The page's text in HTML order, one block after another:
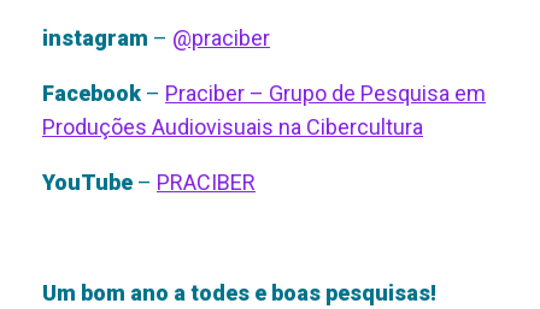
instagram – @praciber
Facebook – Praciber – Grupo de Pesquisa em
Produções Audiovisuais na Cibercultura
YouTube – PRACIBER
Um bom ano a todes e boas pesquisas!